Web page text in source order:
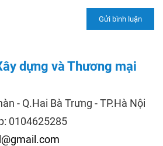
dựng và Thương mại
- Q.Hai Bà Trưng - TP.Hà Nội
0104625285